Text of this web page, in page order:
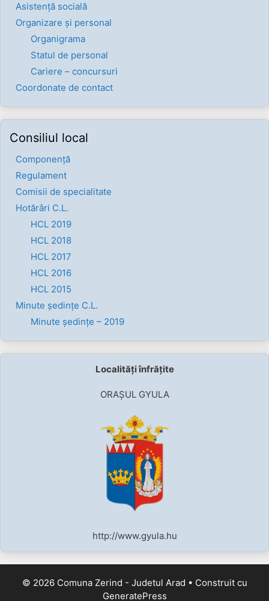
Asistență socială
Organizare și personal
Organigrama
Statul de personal
Cariere – concursuri
Coordonate de contact
Consiliul local
Componenţă
Regulament
Comisii de specialitate
Hotărâri C.L.
HCL 2019
HCL 2018
HCL 2017
HCL 2016
HCL 2015
Minute ședințe C.L.
Minute ședințe – 2019
Localități înfrățite
ORAȘUL GYULA
http://www.gyula.hu
© 2026 Comuna Zerind - Judetul Arad • Construit cu
GeneratePress